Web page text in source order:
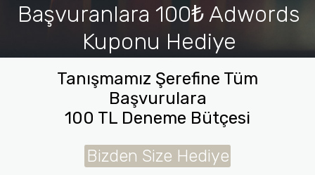
Başvuranlara 100₺ Adwords
Kuponu Hediye
Tanışmamız Şerefine Tüm
Başvurulara
100 TL Deneme Bütçesi
Bizden Size Hediye